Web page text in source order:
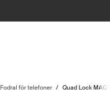
Fodral för telefoner / Quad Lock